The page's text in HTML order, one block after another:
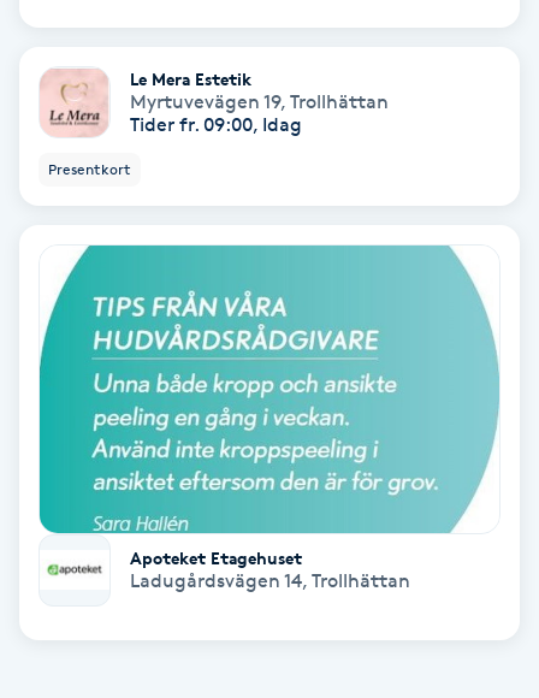
Kemisk peeling
Kinesiologi
Kinesisk medicin
Kiropraktik
Klangmassage
Klippning
Klippning & Slingor
Le Mera Estetik
Myrtuvevägen 19, Trollhättan
Tider fr. 09:00, Idag
Presentkort
Apoteket Etagehuset
Ladugårdsvägen 14, Trollhättan